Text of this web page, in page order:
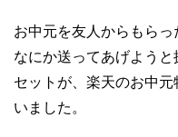
お中元を友人からもらっ
なにか送ってあげよう
セットが、楽天のお中
いました。